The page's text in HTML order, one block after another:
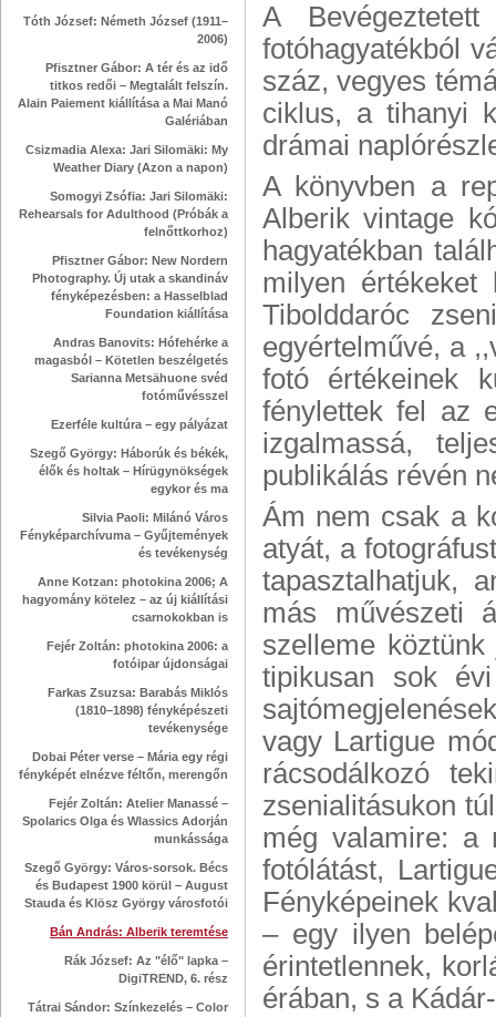
Tóth József: Németh József (1911–
2006)
Pfisztner Gábor: A tér és az idő
titkos redői – Megtalált felszín.
Alain Paiement kiállítása a Mai Manó
Galériában
Csizmadia Alexa: Jari Silomäki: My
Weather Diary (Azon a napon)
Somogyi Zsófia: Jari Silomäki:
Rehearsals for Adulthood (Próbák a
felnőttkorhoz)
Pfisztner Gábor: New Nordern
Photography. Új utak a skandináv
fényképezésben: a Hasselblad
Foundation kiállítása
Andras Banovits: Hófehérke a
magasból – Kötetlen beszélgetés
Sarianna Metsähuone svéd
fotóművésszel
Ezerféle kultúra – egy pályázat
Szegő György: Háborúk és békék,
élők és holtak – Hírügynökségek
egykor és ma
Silvia Paoli: Milánó Város
Fényképarchívuma – Gyűjtemények
és tevékenység
Anne Kotzan: photokina 2006; A
hagyomány kötelez – az új kiállítási
csarnokokban is
Fejér Zoltán: photokina 2006: a
fotóipar újdonságai
Farkas Zsuzsa: Barabás Miklós
(1810–1898) fényképészeti
tevékenysége
Dobai Péter verse – Mária egy régi
fényképét elnézve féltőn, merengőn
Fejér Zoltán: Atelier Manassé –
Spolarics Olga és Wlassics Adorján
munkássága
Szegő György: Város-sorsok. Bécs
és Budapest 1900 körül – August
Stauda és Klösz György városfotói
Bán András: Alberik teremtése
Rák József: Az "élő" lapka –
DigiTREND, 6. rész
Tátrai Sándor: Színkezelés – Color
A
fotóhagyatékból
száz, vegyes
ciklus, a tihanyi
drámai
A könyvben a
Alberik vintage
hagyatékban
milyen értékeket
Tibolddaróc
egyértelművé, a
fotó értékeinek
fénylettek fel az
izgalmassá,
publikálás révén
Ám nem csak a
atyát, a
tapasztalhatjuk,
más művészeti
szelleme
tipikusan sok
vagy Lartigue
rácsodálkozó
zsenialitásukon
még valamire: a
fotólátást,
Fényképeinek
– egy ilyen
érintetlennek,
érában, s a